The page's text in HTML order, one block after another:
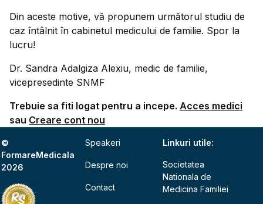
Din aceste motive, vă propunem următorul studiu de
caz întâlnit în cabinetul medicului de familie. Spor la
lucru!
Dr. Sandra Adalgiza Alexiu, medic de familie,
vicepresedinte SNMF
Trebuie sa fiti logat pentru a incepe. Acces medici
sau Creare cont nou
©
FormareMedicala
2026
Speakeri
Despre noi
Contact
Linkuri utile:
Societatea
Nationala de
Medicina Familiei